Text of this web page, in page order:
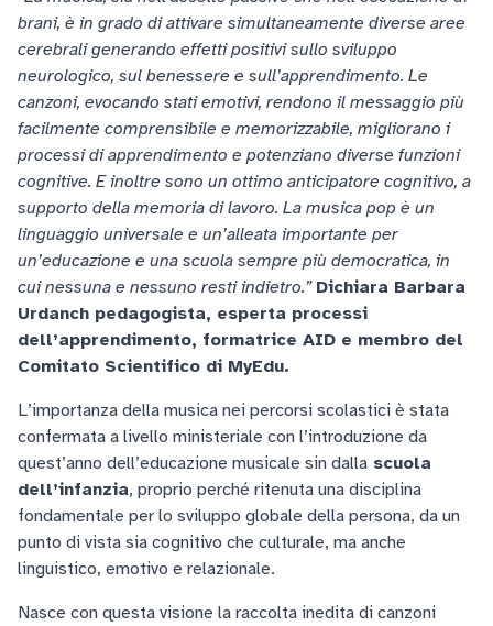
brani, è in grado di attivare simultaneamente diverse aree
cerebrali generando effetti positivi sullo sviluppo
neurologico, sul benessere e sull’apprendimento. Le
canzoni, evocando stati emotivi, rendono il messaggio più
facilmente comprensibile e memorizzabile, migliorano i
processi di apprendimento e potenziano diverse funzioni
cognitive. E inoltre sono un ottimo anticipatore cognitivo, a
supporto della memoria di lavoro. La musica pop è un
linguaggio universale e un’alleata importante per
un’educazione e una scuola sempre più democratica, in
cui nessuna e nessuno resti indietro.” Dichiara Barbara
Urdanch pedagogista, esperta processi
dell’apprendimento, formatrice AID e membro del
Comitato Scientifico di MyEdu.
L’importanza della musica nei percorsi scolastici è stata
confermata a livello ministeriale con l’introduzione da
quest’anno dell’educazione musicale sin dalla scuola
dell’infanzia, proprio perché ritenuta una disciplina
fondamentale per lo sviluppo globale della persona, da un
punto di vista sia cognitivo che culturale, ma anche
linguistico, emotivo e relazionale.
Nasce con questa visione la raccolta inedita di canzoni